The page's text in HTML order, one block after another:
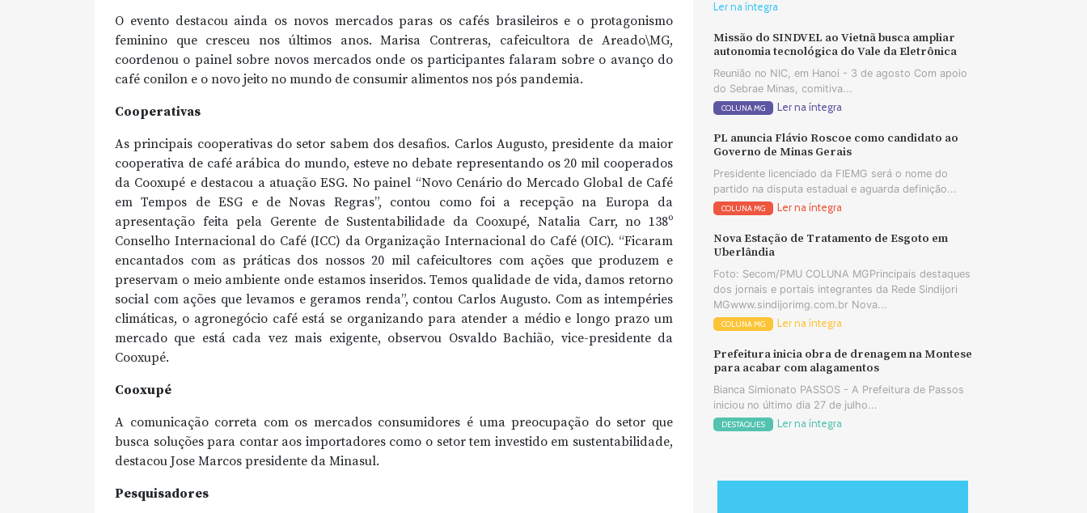
O evento destacou ainda os novos mercados paras os cafés brasileiros e o protagonismo
feminino que cresceu nos últimos anos. Marisa Contreras, cafeicultora de Areado\MG,
coordenou o painel sobre novos mercados onde os participantes falaram sobre o avanço do
café conilon e o novo jeito no mundo de consumir alimentos nos pós pandemia.
Cooperativas
As principais cooperativas do setor sabem dos desafios. Carlos Augusto, presidente da maior
cooperativa de café arábica do mundo, esteve no debate representando os 20 mil cooperados
da Cooxupé e destacou a atuação ESG. No painel “Novo Cenário do Mercado Global de Café
em Tempos de ESG e de Novas Regras”, contou como foi a recepção na Europa da
apresentação feita pela Gerente de Sustentabilidade da Cooxupé, Natalia Carr, no 138º
Conselho Internacional do Café (ICC) da Organização Internacional do Café (OIC). “Ficaram
encantados com as práticas dos nossos 20 mil cafeicultores com ações que produzem e
preservam o meio ambiente onde estamos inseridos. Temos qualidade de vida, damos retorno
social com ações que levamos e geramos renda”, contou Carlos Augusto. Com as intempéries
climáticas, o agronegócio café está se organizando para atender a médio e longo prazo um
mercado que está cada vez mais exigente, observou Osvaldo Bachião, vice-presidente da
Cooxupé.
Cooxupé
A comunicação correta com os mercados consumidores é uma preocupação do setor que
busca soluções para contar aos importadores como o setor tem investido em sustentabilidade,
destacou Jose Marcos presidente da Minasul.
Pesquisadores
Ler na íntegra
Missão do SINDVEL ao Vietnã busca ampliar
autonomia tecnológica do Vale da Eletrônica
Reunião no NIC, em Hanoi - 3 de agosto Com apoio
do Sebrae Minas, comitiva...
COLUNA MG Ler na íntegra
PL anuncia Flávio Roscoe como candidato ao
Governo de Minas Gerais
Presidente licenciado da FIEMG será o nome do
partido na disputa estadual e aguarda definição...
COLUNA MG Ler na íntegra
Nova Estação de Tratamento de Esgoto em
Uberlândia
Foto: Secom/PMU COLUNA MGPrincipais destaques
dos jornais e portais integrantes da Rede Sindijori
MGwww.sindijorimg.com.br Nova...
COLUNA MG Ler na íntegra
Prefeitura inicia obra de drenagem na Montese
para acabar com alagamentos
Bianca Simionato PASSOS - A Prefeitura de Passos
iniciou no último dia 27 de julho...
DESTAQUES Ler na íntegra